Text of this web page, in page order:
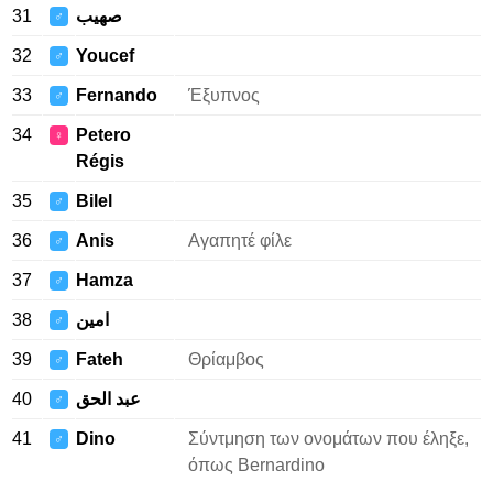
31 ♂ صهيب
32 ♂ Youcef
33 ♂ Fernando Έξυπνος
34 ♀
Petero
Régis
35 ♂ Bilel
36 ♂ Anis Αγαπητέ φίλε
37 ♂ Hamza
38 ♂ امين
39 ♂ Fateh Θρίαμβος
40 ♂ عبد الحق
41 ♂ Dino
Σύντμηση των ονομάτων που έληξε,
όπως Bernardino